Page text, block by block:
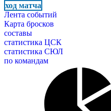
ход матча
Лента событий
Карта бросков
составы
статистика ЦСК
статистика СЮЛ
по командам